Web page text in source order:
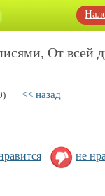
От всей
<< назад
не